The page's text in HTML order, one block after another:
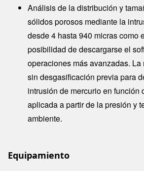
Análisis de la distribución y
sólidos porosos mediante la
desde 4 hasta 940 micras como
posibilidad de descargarse el
operaciones más avanzadas.
sin desgasificación previa para
intrusión de mercurio en función
aplicada a partir de la presión y
ambiente.
Equipamiento